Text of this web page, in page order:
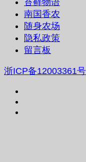
南国香农
随身农场
隐私政策
留言板
浙ICP备12003361号